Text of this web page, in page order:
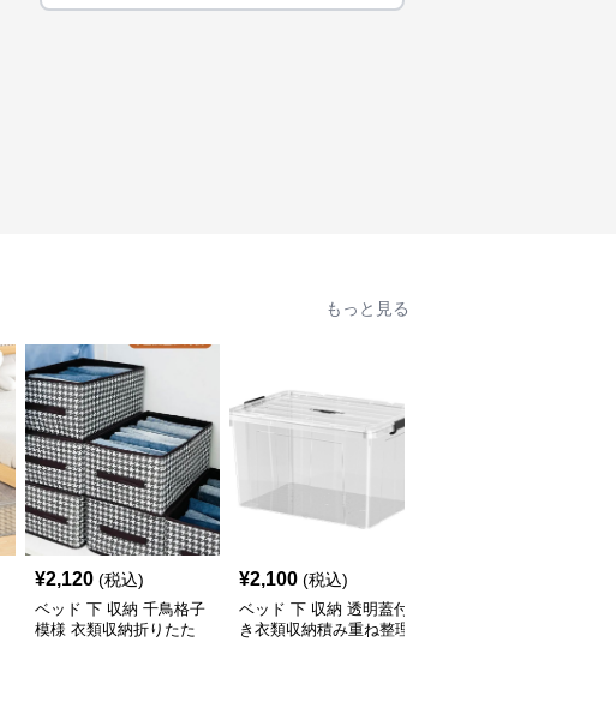
もっと見る
¥2,120 (税込)
ベッド 下 収納 千鳥格子
模様 衣類収納折りたた
¥2,100 (税込)
ベッド 下 収納 透明蓋付
き衣類収納積み重ね整理